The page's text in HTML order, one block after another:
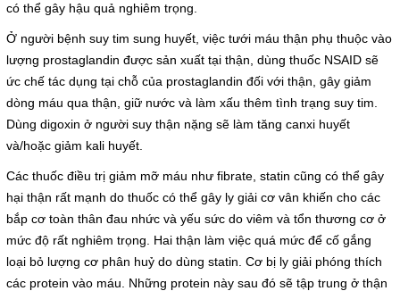
có thể gây hậu quả nghiêm trọng.
Ở người bệnh suy tim sung huyết, việc tưới máu thận phụ thuộc vào
lượng prostaglandin được sản xuất tại thận, dùng thuốc NSAID sẽ
ức chế tác dụng tại chỗ của prostaglandin đối với thận, gây giảm
dòng máu qua thận, giữ nước và làm xấu thêm tình trạng suy tim.
Dùng digoxin ở người suy thận nặng sẽ làm tăng canxi huyết
và/hoặc giảm kali huyết.
Các thuốc điều trị giảm mỡ máu như fibrate, statin cũng có thể gây
hại thận rất mạnh do thuốc có thể gây ly giải cơ vân khiến cho các
bắp cơ toàn thân đau nhức và yếu sức do viêm và tổn thương cơ ở
mức độ rất nghiêm trọng. Hai thận làm việc quá mức để cố gắng
loại bỏ lượng cơ phân huỷ do dùng statin. Cơ bị ly giải phóng thích
các protein vào máu. Những protein này sau đó sẽ tập trung ở thận